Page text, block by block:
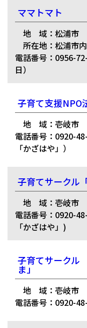
ママトマト
地 域：松浦市
所在地：松浦市内
電話番号：0956-
日）
子育て支援
地 域：壱岐市
電話番号：0920-
「かざはや」）
子育てサークル
地 域：壱岐市
電話番号：0920-
「かざはや」)
子育てサーク
ま」
地 域：壱岐市
電話番号：0920-